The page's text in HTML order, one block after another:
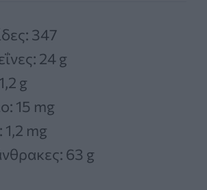
347
24 g
g
15 mg
1,2 mg
63 g